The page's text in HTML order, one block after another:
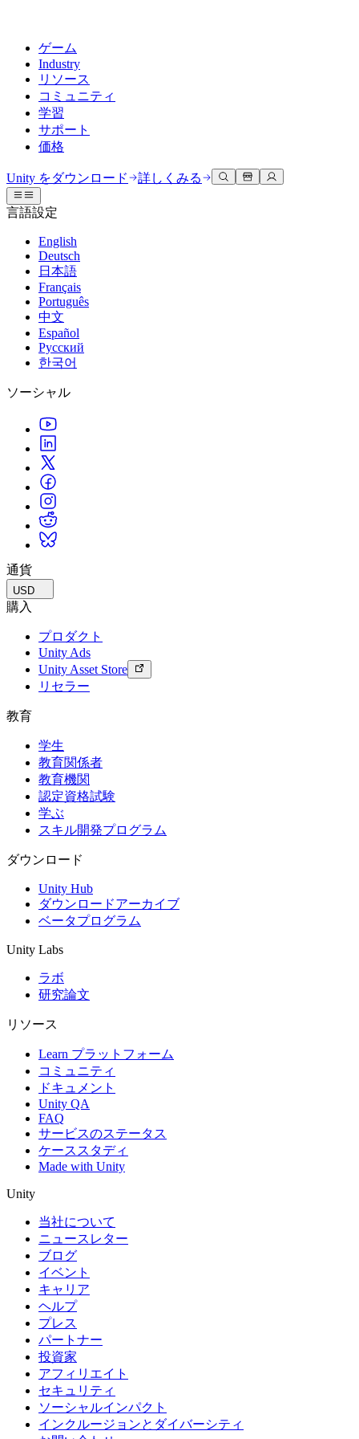
ゲーム
Industry
リソース
コミュニティ
学習
サポート
価格
Unityエンジン
任意のプラットフォーム向けに2Dおよび3Dゲームを構築
共同作業
チームでの共同作業と迅速なイテレーション
Unity をダウンロード
プランと価格
デプロイ
Unity がサポートする 25 以上のプラットフォームを見る
LiveOps
ローンチ後のインサイトとライブゲームオペレーション
成長
詳しく見る
発見され、モバイルユーザーを獲得する
ストアとD2C全体でIAPを管理
収益化
Unity で宣伝
Unity で収益化
活用事例
モバイルゲーム
Unity でモバイル向けヒット作を制作して成長させる
インディーゲーム
少人数のチームで大規模なゲームを開発する
XR ゲーム
XR ゲームを複数プラットフォーム向けにローンチする
マルチプレイヤーゲーム
マルチプレイヤーゲーム制作を簡素化
3Dコラボレーション
リアルタイムで3Dプロジェクトを構築およびレビューする
没入型トレーニング
没入型環境でのトレーニング
顧客体験
インタラクティブな3D体験を作成する
業界
運用の卓越性を達成する
小売
店内体験をオンライン体験に変換する
自動車
イノベーションと車内体験を促進する
すべての業界を見る
ドキュメント
公式ユーザーマニュアルとAPIリファレンス
開発者ツール
リリースバージョンと問題追跡
ロードマップ
今後の機能をレビューする
技術用語のライブラリ
ケーススタディ
実際の成功事例
ベストプラクティスガイド
専門家のヒントとコツ
デモ
デモ、サンプル、ビルディングブロック
すべてのリソース
新機能
ブログ
更新情報、情報、技術的ヒント
お知らせ
ニュース、ストーリー、プレスセンター
ディスカッション
議論、問題解決、つながる
イベント
グローバルおよびローカルイベント
コミュニティストーリー
Made with Unity
Unityクリエイターの紹介
ライブストリーム
Unity Awards
世界中のUnityクリエイターを祝う
Unity Learn
無料でUnityスキルをマスターする
プロフェッショナルトレーニング
Unityトレーナーでチームをレベルアップ
Unity初心者向け
スタートガイド
学習を開始しましょう
Unity は初めてですか？旅を始めましょう
ハウツーガイド
実用的なヒントとベストプラクティス
教育
学生向け
キャリアをスタートさせる
教育を大幅に強化
教育機関向けライセンス
認定教材
Unityのマスタリーを証明する
ヘルプを得る
Unityで成功するためのサポート
Success Plan
専門的なサポートで目標を早く達成する
FAQ
よくある質問への回答
お問い合わせ
Unity をダウンロード 詳しくみる
言語設定
English
Deutsch
日本語
Français
Português
中文
Español
Русский
한국어
ソーシャル
通貨
USD
購入
プロダクト
Unity Ads
Unity Asset Store
リセラー
教育
学生
教育関係者
教育機関
認定資格試験
学ぶ
スキル開発プログラム
ダウンロード
Unity Hub
ダウンロードアーカイブ
ベータプログラム
Unity Labs
ラボ
研究論文
リソース
Learn プラットフォーム
コミュニティ
ドキュメント
Unity QA
FAQ
サービスのステータス
ケーススタディ
Made with Unity
Unity
当社について
ニュースレター
ブログ
イベント
キャリア
ヘルプ
プレス
パートナー
投資家
アフィリエイト
セキュリティ
ソーシャルインパクト
インクルージョンとダイバーシティ